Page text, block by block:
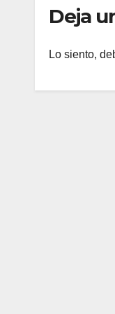
Deja
Lo siento,